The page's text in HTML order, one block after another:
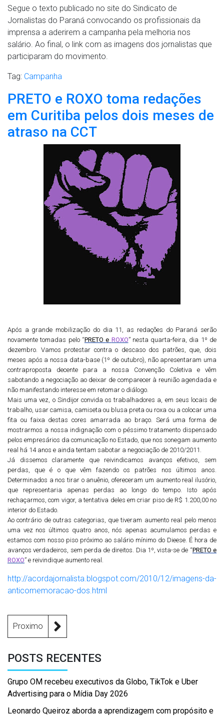
Segue o texto publicado no site do Sindicato de
Jornalistas do Paraná convocando os profissionais da
imprensa a aderirem a campanha pela melhoria nos
salário. Ao final, o link com as imagens dos jornalistas que
participaram do movimento.
Tag: Campanha
PRETO e ROXO toma redações
em Curitiba pelos dois meses de
atraso na CCT
Após a grande mobilização do dia 11, as redações do Paraná serão
novamente tomadas pelo “PRETOe ROXO” nesta quarta-feira, dia 1º de
dezembro. Vamos protestar contra o descaso dos patrões, que, dois
meses após a nossa data-base (1º de outubro), não apresentaram uma
contraproposta decente para a nossa Convenção Coletiva e vêm
sabotando a negociação ao deixar de comparecer à reunião agendada e
não manifestando interesse em retomar o diálogo.
Mais uma vez, o Sindijor convida os trabalhadores a, em seus locais de
trabalho, usar camisa, camiseta ou blusa preta ou roxa ou a colocar uma
fita ou faixa destas cores amarrada ao braço. Será uma forma de
mostrarmos a nossa indignação com o péssimo tratamento dispensado
pelos empresários da comunicação no Estado, que nos sonegam aumento
real há 14 anos e ainda tentam sabotar a negociação de 2010/2011.
Já dissemos claramente que reivindicamos avanços efetivos, sem
perdas, que é o que vêm fazendo os patrões nos últimos anos.
Determinados a nos tirar o anuênio, ofereceram um aumento real ilusório,
que representaria apenas perdas ao longo do tempo. Isto após
rechaçarmos, com vigor, a tentativa deles em criar piso de R$ 1.200,00 no
interior do Estado.
Ao contrário de outras categorias, que tiveram aumento real pelo menos
uma vez nos últimos quatro anos, nós apenas acumulamos perdas e
estamos com nosso piso próximo ao salário mínimo do Dieese. É hora de
avanços verdadeiros, sem perda de direitos. Dia 1º, vista-se de “PRETOe
ROXO” e reivindique aumento real.
http://acordajornalista.blogspot.com/2010/12/imagens-da-
anticomemoracao-dos.html
Proximo
POSTS RECENTES
Grupo OM recebeu executivos da Globo, TikTok e Uber
Advertising para o Mídia Day 2026
Leonardo Queiroz aborda a aprendizagem com propósito e